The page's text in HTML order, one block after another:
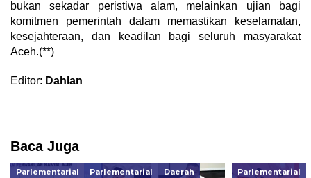
bukan sekadar peristiwa alam, melainkan ujian bagi
komitmen pemerintah dalam memastikan keselamatan,
kesejahteraan, dan keadilan bagi seluruh masyarakat
Aceh.(**)
Editor: Dahlan
Baca Juga
Parlementarial Parlementarial Daerah Parlementarial